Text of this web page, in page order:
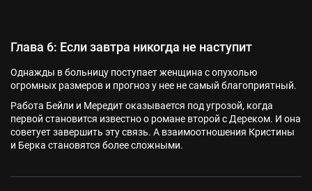
Глава 6: Если завтра никогда не наступит
Однажды в больницу поступает женщина с опухолью
огромных размеров и прогноз у нее не самый благоприятный.
Работа Бейли и Мередит оказывается под угрозой, когда
первой становится известно о романе второй с Дереком. И она
советует завершить эту связь. А взаимоотношения Кристины
и Берка становятся более сложными.